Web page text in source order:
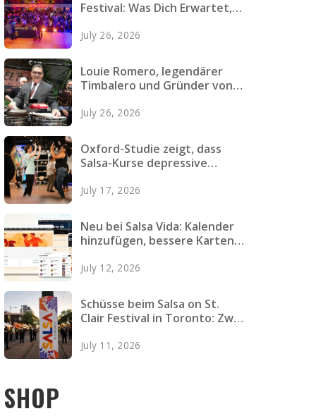
Festival: Was Dich Erwartet,
Was Du Einpackst
July 26, 2026
Louie Romero, legendärer
Timbalero und Gründer von
July 26, 2026
Oxford-Studie zeigt, dass
Salsa-Kurse depressive
Erwachsenen verringern
July 17, 2026
Neu bei Salsa Vida: Kalender
hinzufügen, bessere Karten,
July 12, 2026
Schüsse beim Salsa on St.
Clair Festival in Toronto: Zwei
July 11, 2026
SHOP